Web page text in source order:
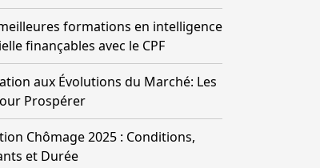
formations en intelligence
finançables avec le CPF
aux Évolutions du Marché: Les
Prospérer
Chômage 2025 : Conditions,
et Durée